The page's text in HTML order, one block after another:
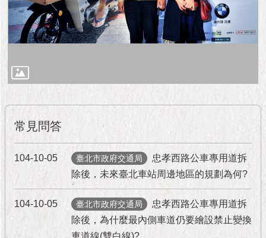
料
放
宣
隱
權
及
資
訊
安
常見問答
104-10-05 臺北市政府交通局
忠孝西路公車專用道拆
除後，未來臺北車站周邊地區的規劃為何?
104-10-05 臺北市政府交通局
忠孝西路公車專用道拆
除後，為什麼最內側車道仍要繪設禁止變換